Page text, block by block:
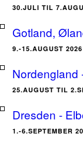
30.JULI TIL
Gotland,
9.-15.AUGUST 2026
Nordengland
25.AUGUST TIL
Dresden -
1.-6.SEPTEMBER